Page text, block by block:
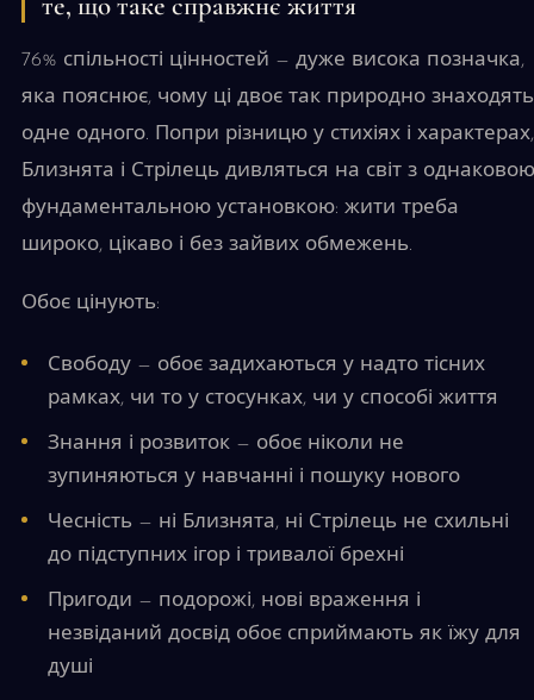
76% спільності цінностей — дуже висока позначка,
яка пояснює, чому ці двоє так природно знаходять
одне одного. Попри різницю у стихіях і характерах,
Близнята і Стрілець дивляться на світ з однаковою
фундаментальною установкою: жити треба
широко, цікаво і без зайвих обмежень.
Обоє цінують:
Свободу — обоє задихаються у надто тісних
рамках, чи то у стосунках, чи у способі життя
Знання і розвиток — обоє ніколи не
зупиняються у навчанні і пошуку нового
Чесність — ні Близнята, ні Стрілець не схильні
до підступних ігор і тривалої брехні
Пригоди — подорожі, нові враження і
незвіданий досвід обоє сприймають як їжу для
душі